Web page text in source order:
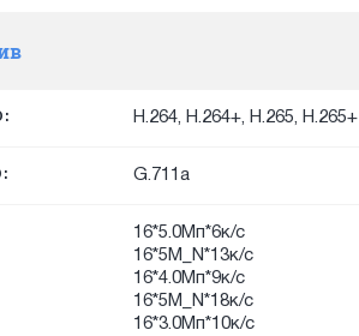
H.264, H.264+, H.265, H.265+
G.711a
16*5.0Мп*6к/с
16*5М_N*13к/с
16*4.0Мп*9к/с
16*5М_N*18к/с
16*3.0Мп*10к/с